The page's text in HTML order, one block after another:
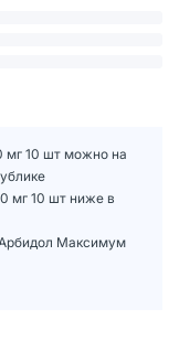
мг 10 шт можно на
мг 10 шт ниже в
Максимум